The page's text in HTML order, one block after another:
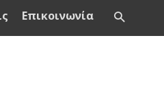
Επικοινωνία